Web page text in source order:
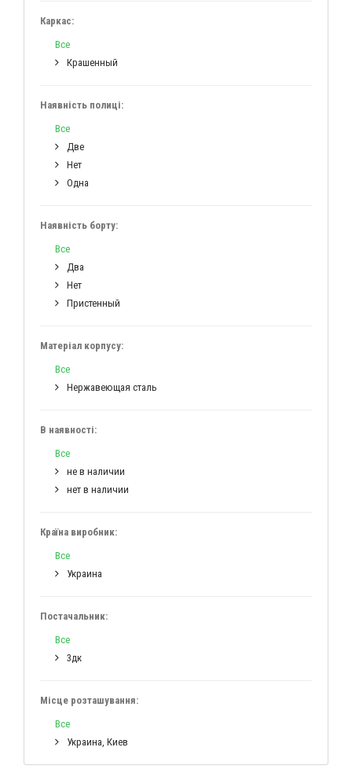
Каркас:
Все
Крашенный
Наявність полиці:
Все
Две
Нет
Одна
Наявність борту:
Все
Два
Нет
Пристенный
Матеріал корпусу:
Все
Нержавеющая сталь
В наявності:
Все
не в наличии
нет в наличии
Країна виробник:
Все
Украина
Постачальник:
Все
3дк
Місце розташування:
Все
Украина, Киев